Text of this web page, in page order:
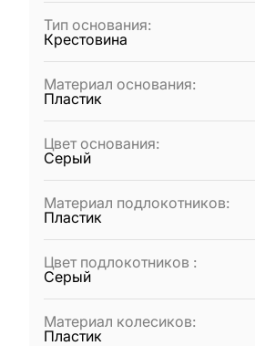
Тип основания:
Крестовина
Материал основания:
Пластик
Цвет основания:
Серый
Материал подлокотников:
Пластик
Цвет подлокотников :
Серый
Материал колесиков:
Пластик